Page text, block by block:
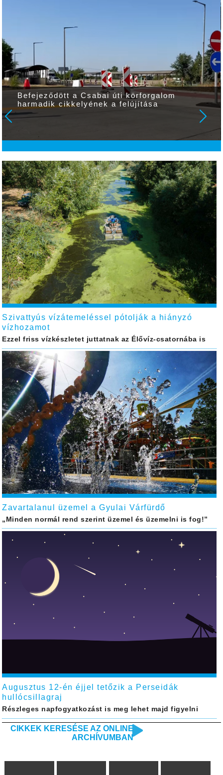
Befejeződött a Csabai úti körforgalom
harmadik cikkelyének a felújítása
Szivattyús vízátemeléssel pótolják a hiányzó
vízhozamot
Ezzel friss vízkészletet juttatnak az Élővíz-csatornába is
Zavartalanul üzemel a Gyulai Várfürdő
„Minden normál rend szerint üzemel és üzemelni is fog!”
Augusztus 12-én éjjel tetőzik a Perseidák
hullócsillagraj
Részleges napfogyatkozást is meg lehet majd figyelni
CIKKEK KERESÉSE AZ ONLINE
ARCHÍVUMBAN